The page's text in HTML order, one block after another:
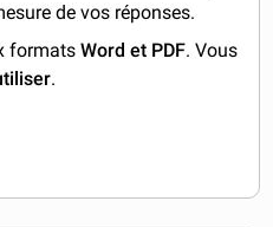
de vos réponses.
formatsWord et PDF. Vous
.